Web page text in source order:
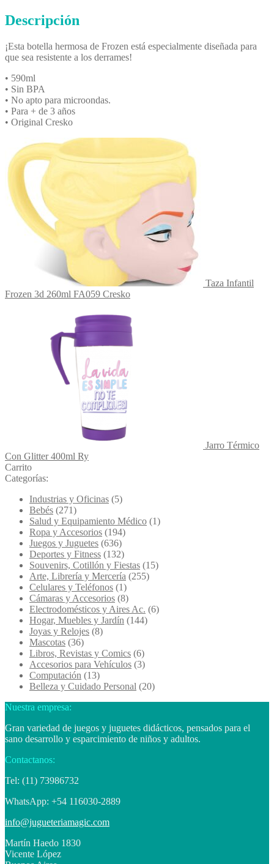
Descripción
¡Esta botella hermosa de Frozen está especialmente diseñada para
que sea resistente a los derrames!
• 590ml
• Sin BPA
• No apto para microondas.
• Para + de 3 años
• Original Cresko
Taza Infantil
Frozen 3d 260ml FA059 Cresko
Jarro Térmico
Con Glitter 400ml Ry
Carrito
Categorías:
Industrias y Oficinas (5)
Bebés (271)
Salud y Equipamiento Médico (1)
Ropa y Accesorios (194)
Juegos y Juguetes (636)
Deportes y Fitness (132)
Souvenirs, Cotillón y Fiestas (15)
Arte, Librería y Mercería (255)
Celulares y Teléfonos (1)
Cámaras y Accesorios (8)
Electrodomésticos y Aires Ac. (6)
Hogar, Muebles y Jardín (144)
Joyas y Relojes (8)
Mascotas (36)
Libros, Revistas y Comics (6)
Accesorios para Vehículos (3)
Computación (13)
Belleza y Cuidado Personal (20)
Nuestra empresa:
Gran variedad de juegos y juguetes didácticos, pensados para el
sano desarrollo y esparcimiento de niños y adultos.
Contactanos:
Tel: (11) 73986732
WhatsApp: +54 116030-2889
info@jugueteriamagic.com
Martín Haedo 1830
Vicente López